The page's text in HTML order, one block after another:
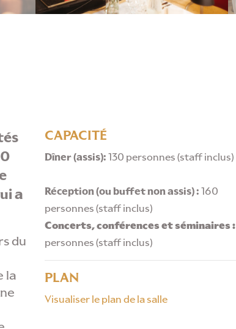
a
du
la
CAPACITÉ
Dîner (assis): 130 personnes (staff inclus)
Réception (ou buffet non assis) : 160
personnes (staff inclus)
Concerts, conférences et séminaires :
personnes (staff inclus)
PLAN
Visualiser le plan de la salle